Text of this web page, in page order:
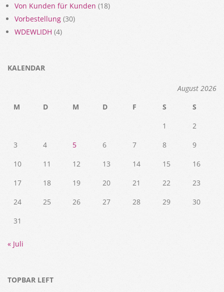
Von Kunden für Kunden (18)
Vorbestellung (30)
WDEWLIDH (4)
KALENDAR
August 2026
M
D M D F S
S
1
2
3
4 5 6 7 8
9
10
11 12 13 14 15
16
17
18 19 20 21 22
23
24
25 26 27 28 29
30
31
« Juli
TOPBAR LEFT